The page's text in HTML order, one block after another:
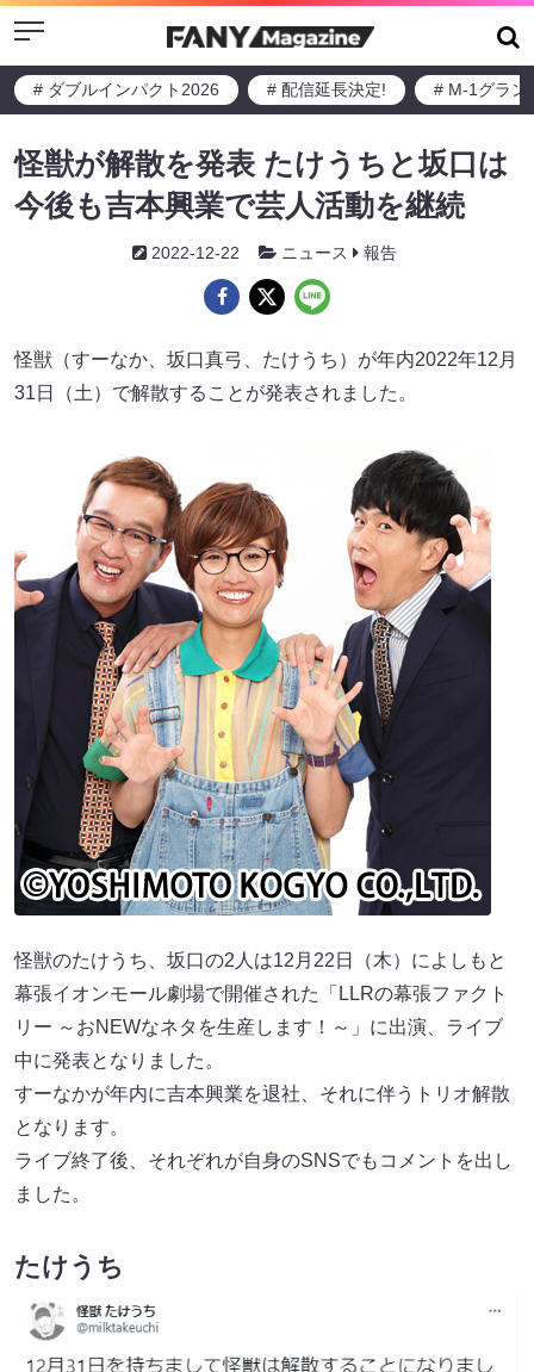
Menu
# ダブルインパクト2026 # 配信延長決定! # M-1グラン
怪獣が解散を発表 たけうちと坂口は
今後も吉本興業で芸人活動を継続
2022-12-22 ニュース 報告
怪獣（すーなか、坂口真弓、たけうち）が年内2022年12月
31日（土）で解散することが発表されました。
怪獣のたけうち、坂口の2人は12月22日（木）によしもと
幕張イオンモール劇場で開催された「LLRの幕張ファクト
リー ～おNEWなネタを生産します！～」に出演、ライブ
中に発表となりました。
すーなかが年内に吉本興業を退社、それに伴うトリオ解散
となります。
ライブ終了後、それぞれが自身のSNSでもコメントを出し
ました。
たけうち